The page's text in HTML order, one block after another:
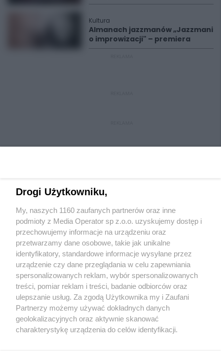
Kultura
Almanach jazzmanów „Jazzmani
o improwizacji" – premiera
Wydawca mediówlokalnych
Nie zapomnij
zapoznać się z:
polityką prywatności
Twojemiasto
Piekary Śląskie
Chorzów
Tarnowskie Góry
Skontakuj sięz nami
Kontakt
Redakcja
Newsletter
Drogi Użytkowniku,
My, naszych 1160 zaufanych partnerów oraz inne
podmioty z Media Operator sp z.o.o. uzyskujemy dostęp i
przechowujemy informacje na urządzeniu oraz
przetwarzamy dane osobowe, takie jak unikalne
identyfikatory, standardowe informacje wysyłane przez
urządzenie czy dane przeglądania w celu zapewniania
spersonalizowanych reklam, wybór spersonalizowanych
treści, pomiar reklam i treści, badanie odbiorców oraz
ulepszanie usług. Za zgodą Użytkownika my i Zaufani
Partnerzy możemy używać dokładnych danych
geolokalizacyjnych oraz aktywnie skanować
charakterystykę urządzenia do celów identyfikacji.